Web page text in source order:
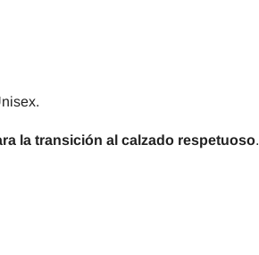
la transición al calzado respetuoso.